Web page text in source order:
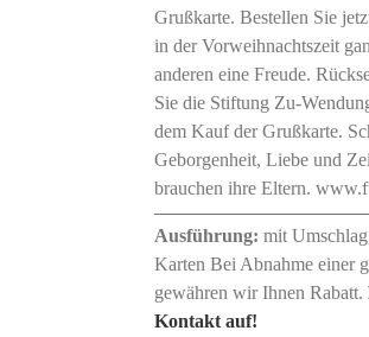
Grußkarte. Bestellen Sie
in der Vorweihnachtszeit
anderen eine Freude.
Sie die Stiftung Zu-
dem Kauf der Grußkarte.
Geborgenheit, Liebe und
brauchen ihre Eltern.
Ausführung: mit
Karten Bei Abnahme einer
gewähren wir Ihnen Rabatt.
Kontakt auf!